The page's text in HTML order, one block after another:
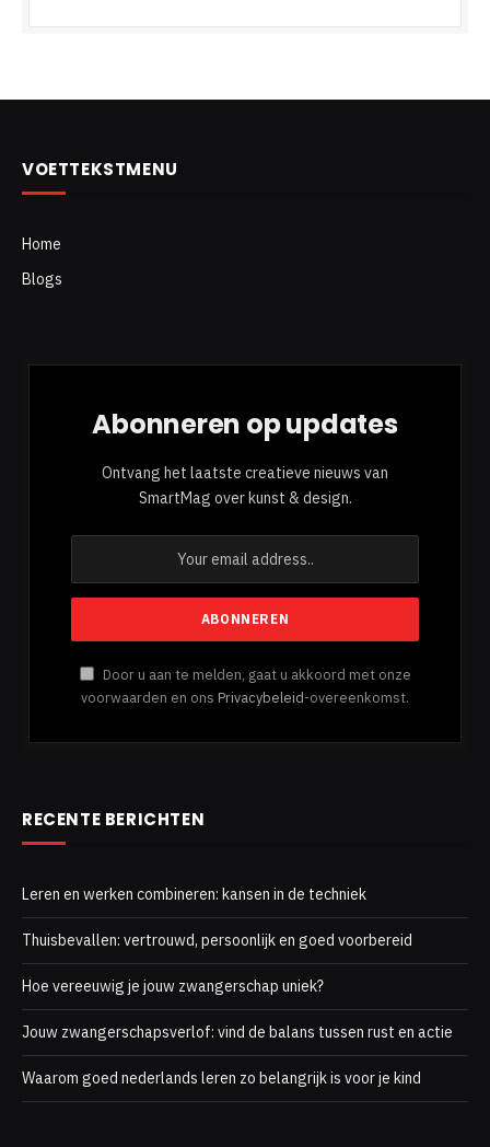
VOETTEKSTMENU
Home
Blogs
Abonneren op updates
Ontvang het laatste creatieve nieuws van
SmartMag over kunst & design.
Door u aan te melden, gaat u akkoord met onze
voorwaarden en ons Privacybeleid-overeenkomst.
RECENTE BERICHTEN
Leren en werken combineren: kansen in de techniek
Thuisbevallen: vertrouwd, persoonlijk en goed voorbereid
Hoe vereeuwig je jouw zwangerschap uniek?
Jouw zwangerschapsverlof: vind de balans tussen rust en actie
Waarom goed nederlands leren zo belangrijk is voor je kind